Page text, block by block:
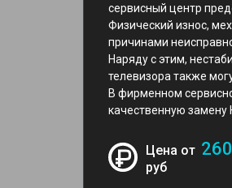
сервисный центр
Физический износ,
причинами
Наряду с этим,
телевизора также
В фирменном
качественную замену
Цена от
руб